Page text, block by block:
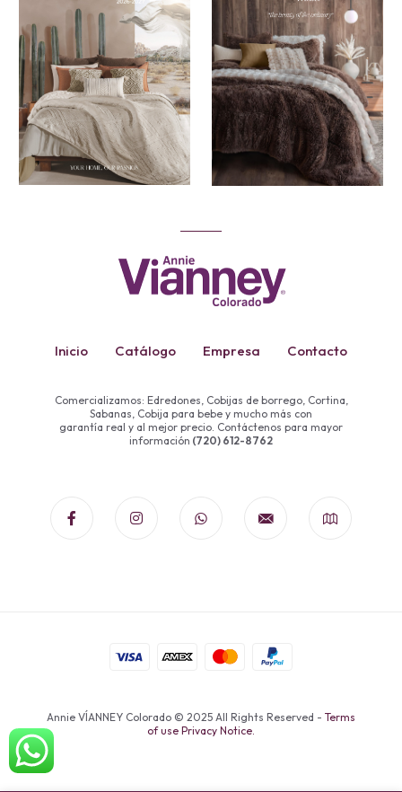
Inicio Catálogo Empresa Contacto
Comercializamos: Edredones, Cobijas de borrego, Cortina,
Sabanas, Cobija para bebe y mucho más con
garantía real y al mejor precio. Contáctenos para mayor
información (720) 612-8762
Annie VÍANNEY Colorado © 2025 All Rights Reserved - Terms
of use Privacy Notice.